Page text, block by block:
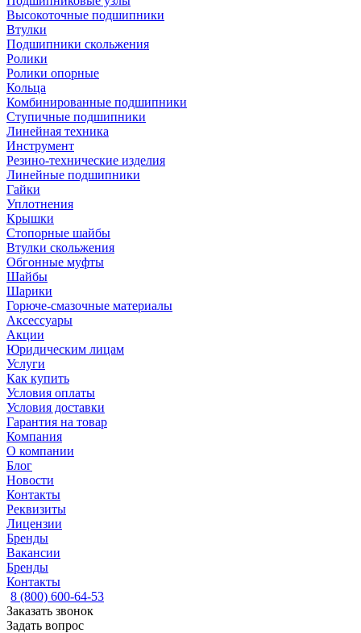
Высокоточные подшипники
Втулки
Подшипники скольжения
Ролики
Ролики опорные
Кольца
Комбинированные подшипники
Ступичные подшипники
Линейная техника
Инструмент
Резино-технические изделия
Линейные подшипники
Гайки
Уплотнения
Крышки
Стопорные шайбы
Втулки скольжения
Обгонные муфты
Шайбы
Шарики
Горюче-смазочные материалы
Аксессуары
Акции
Юридическим лицам
Услуги
Как купить
Условия оплаты
Условия доставки
Гарантия на товар
Компания
О компании
Блог
Новости
Контакты
Реквизиты
Лицензии
Бренды
Вакансии
Бренды
Контакты
8 (800) 600-64-53
Заказать звонок
Задать вопрос